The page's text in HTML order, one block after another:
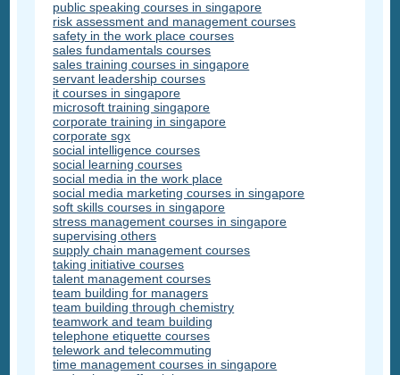
public speaking courses in singapore
risk assessment and management courses
safety in the work place courses
sales fundamentals courses
sales training courses in singapore
servant leadership courses
it courses in singapore
microsoft training singapore
corporate training in singapore
corporate sgx
social intelligence courses
social learning courses
social media in the work place
social media marketing courses in singapore
soft skills courses in singapore
stress management courses in singapore
supervising others
supply chain management courses
taking initiative courses
talent management courses
team building for managers
team building through chemistry
teamwork and team building
telephone etiquette courses
telework and telecommuting
time management courses in singapore